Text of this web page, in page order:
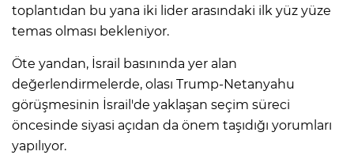
toplantıdan bu yana iki lider arasındaki ilk yüz yüze
temas olması bekleniyor.
Öte yandan, İsrail basınında yer alan
değerlendirmelerde, olası Trump-Netanyahu
görüşmesinin İsrail'de yaklaşan seçim süreci
öncesinde siyasi açıdan da önem taşıdığı yorumları
yapılıyor.